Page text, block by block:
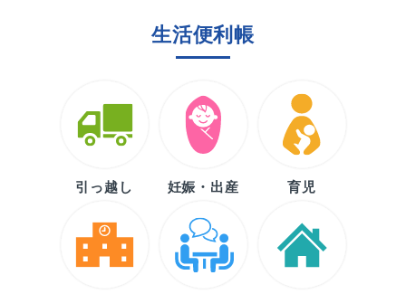
生活便利帳
引っ越し 妊娠・出産 育児